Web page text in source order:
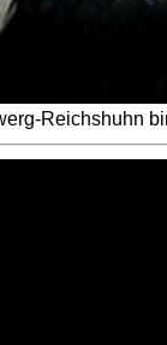
Reichshuhn